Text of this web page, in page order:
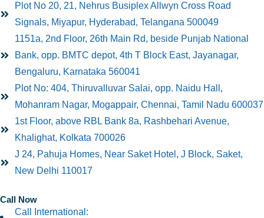
Plot No 20, 21, Nehrus Busiplex Allwyn Cross Road
Signals, Miyapur, Hyderabad, Telangana 500049
1151a, 2nd Floor, 26th Main Rd, beside Punjab National
Bank, opp. BMTC depot, 4th T Block East, Jayanagar,
Bengaluru, Karnataka 560041
Plot No: 404, Thiruvalluvar Salai, opp. Naidu Hall,
Mohanram Nagar, Mogappair, Chennai, Tamil Nadu 600037
1st Floor, above RBL Bank 8a, Rashbehari Avenue,
Khalighat, Kolkata 700026
J 24, Pahuja Homes, Near Saket Hotel, J Block, Saket,
New Delhi 110017
Call Now
Call International: